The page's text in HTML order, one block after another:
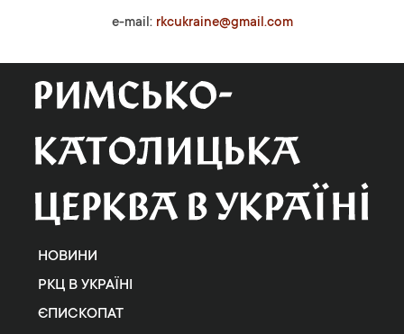
e-mail: rkcukraine@gmail.com
НОВИНИ
РКЦ В УКРАЇНІ
ЄПИСКОПАТ